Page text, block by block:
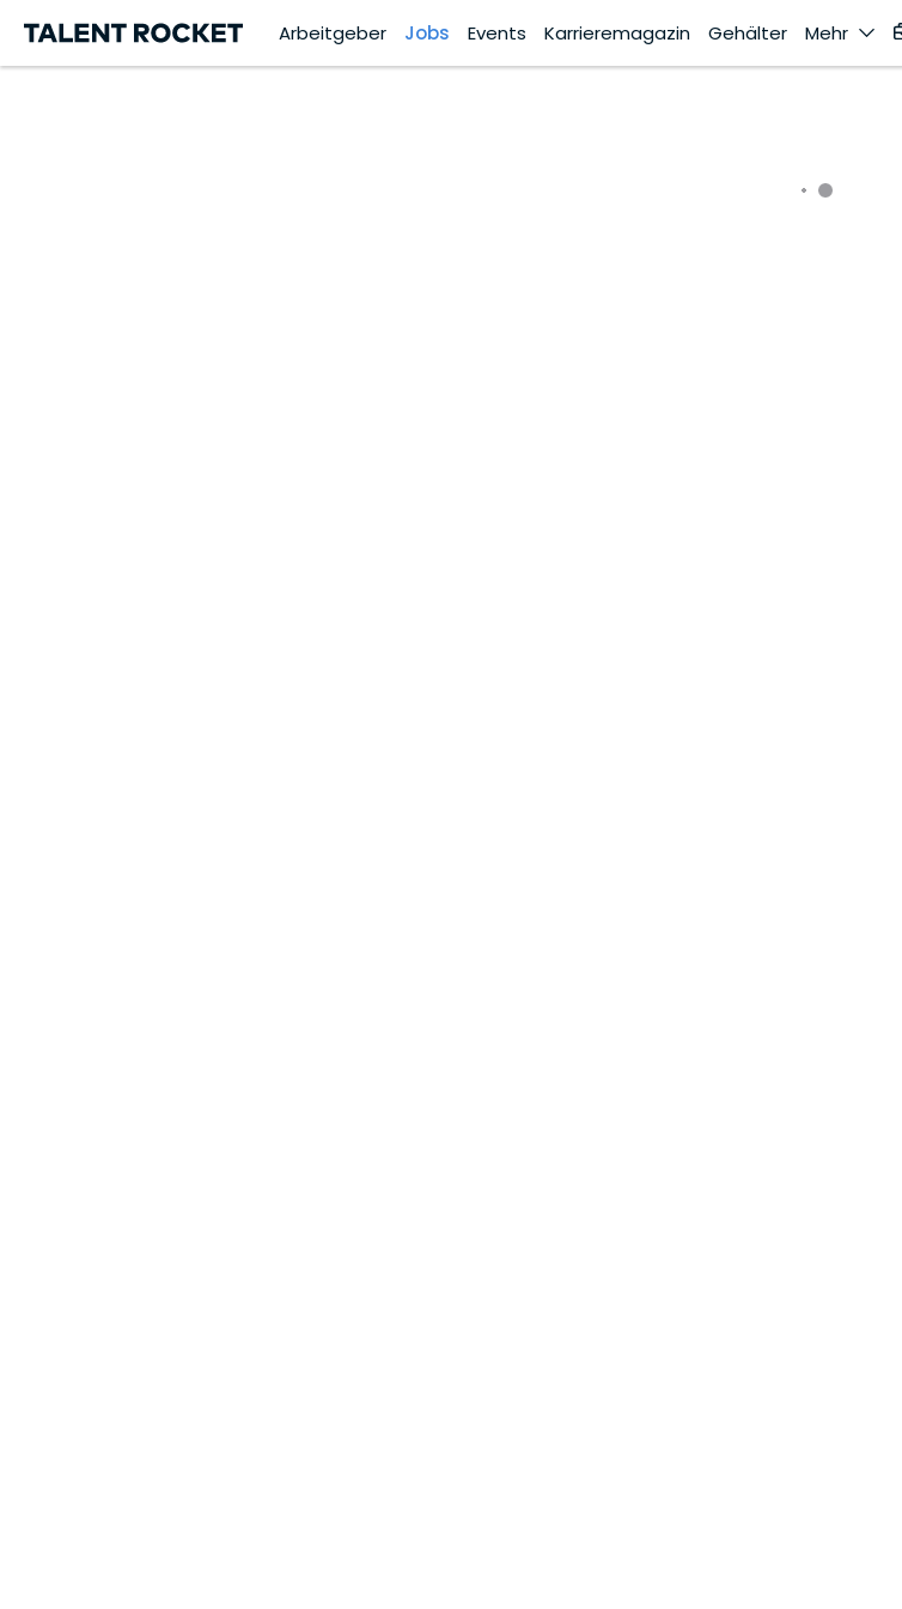
Arbeitgeber Jobs Events Karrieremagazin Gehälter Mehr